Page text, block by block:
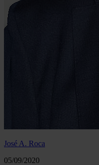
José A. Roca
05/09/2020